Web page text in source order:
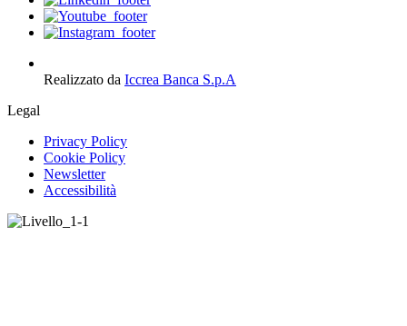
Realizzato da Iccrea Banca S.p.A
Legal
Privacy Policy
Cookie Policy
Newsletter
Accessibilità